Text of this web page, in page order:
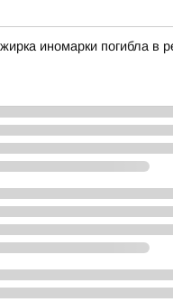
иномарки погибла в